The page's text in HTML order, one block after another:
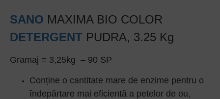
SANO MAXIMA BIO COLOR
DETERGENT PUDRA, 3.25 Kg
Gramaj = 3,25kg – 90 SP
Conține o cantitate mare de enzime pentru o
îndepărtare mai eficientă a petelor de ou,